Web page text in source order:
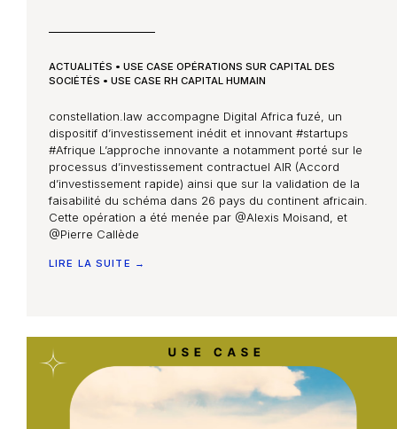
ACTUALITÉS • USE CASE OPÉRATIONS SUR CAPITAL DES
SOCIÉTÉS • USE CASE RH CAPITAL HUMAIN
constellation.law accompagne Digital Africa fuzé, un
dispositif d’investissement inédit et innovant #startups
#Afrique L’approche innovante a notamment porté sur le
processus d’investissement contractuel AIR (Accord
d’investissement rapide) ainsi que sur la validation de la
faisabilité du schéma dans 26 pays du continent africain.
Cette opération a été menée par @Alexis Moisand, et
@Pierre Callède
LIRE LA SUITE →